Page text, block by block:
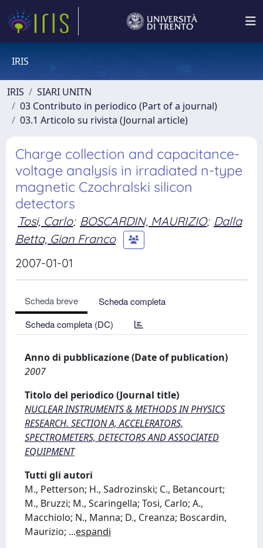
IRIS
IRIS
SIARI UNITN
03 Contributo in periodico (Part of a journal)
03.1 Articolo su rivista (Journal article)
Charge collection and capacitance-
voltage analysis in irradiated n-type
magnetic Czochralski silicon
detectors
Tosi, Carlo; BOSCARDIN, MAURIZIO; Dalla
Betta, Gian Franco
2007-01-01
Scheda breve
Scheda completa
Scheda completa (DC)
Anno di pubblicazione (Date of publication)
2007
Titolo del periodico (Journal title)
NUCLEAR INSTRUMENTS & METHODS IN PHYSICS
RESEARCH. SECTION A, ACCELERATORS,
SPECTROMETERS, DETECTORS AND ASSOCIATED
EQUIPMENT
Tutti gli autori
M., Petterson; H., Sadrozinski; C., Betancourt;
M., Bruzzi; M., Scaringella; Tosi, Carlo; A.,
Macchiolo; N., Manna; D., Creanza; Boscardin,
Maurizio; ...espandi